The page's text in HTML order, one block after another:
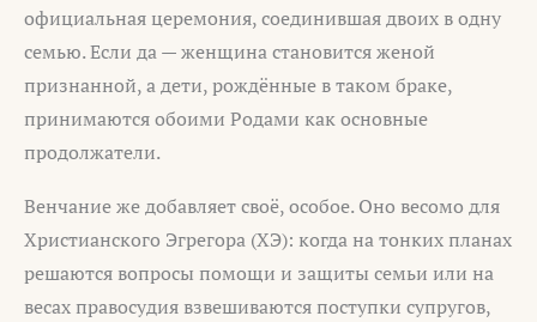
официальная церемония, соединившая двоих в одну
семью. Если да — женщина становится женой
признанной, а дети, рождённые в таком браке,
принимаются обоими Родами как основные
продолжатели.
Венчание же добавляет своё, особое. Оно весомо для
Христианского Эгрегора (ХЭ): когда на тонких планах
решаются вопросы помощи и защиты семьи или на
весах правосудия взвешиваются поступки супругов,